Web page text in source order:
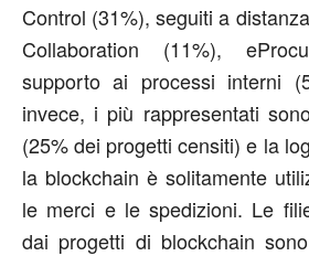
Control (31%), seguiti a
Collaboration (11%),
supporto ai processi interni
invece, i più rappresentati
(25% dei progetti censiti) e la
la blockchain è solitamente
le merci e le spedizioni. Le
dai progetti di blockchain